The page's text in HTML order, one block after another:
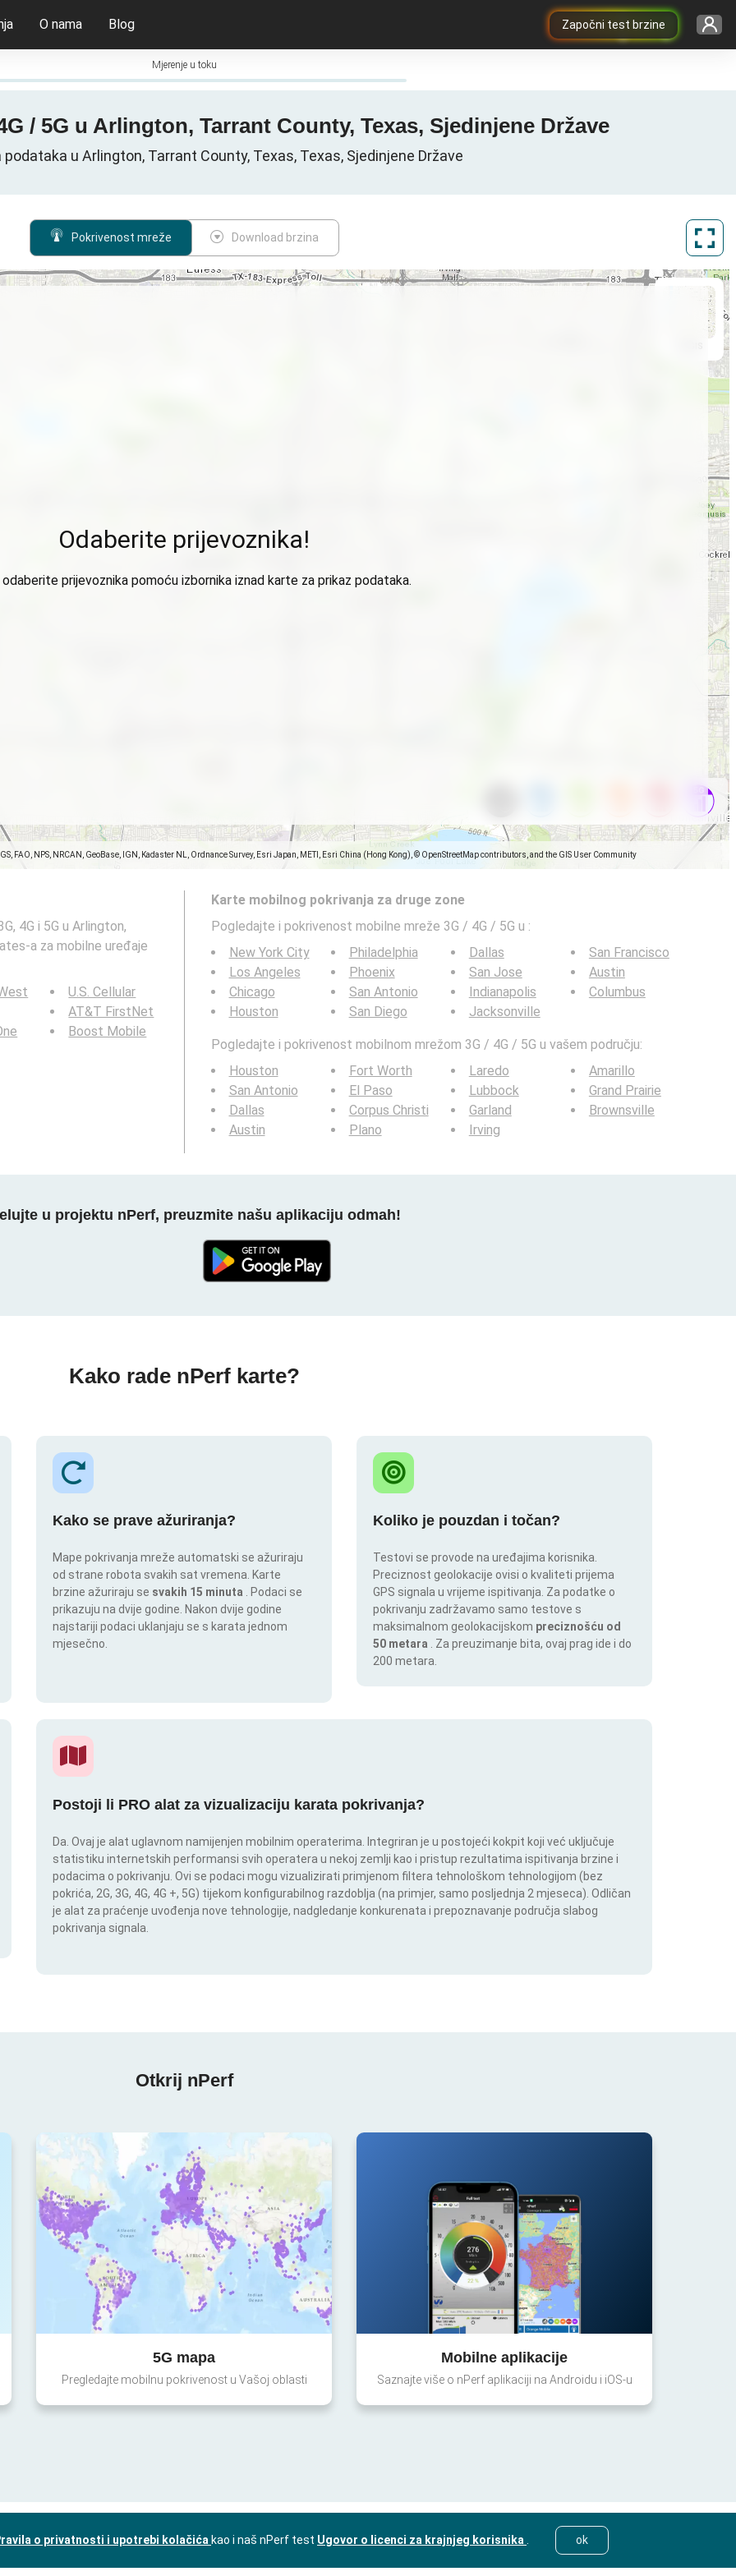
Započni test brzine
O nama Blog
Mjerenje u toku
/ 5G u Arlington, Tarrant County, Texas, Sjedinjene Države
u Arlington, Tarrant County, Texas, Texas, Sjedinjene Države
Pokrivenost mreže Download brzina
FAO, NPS, NRCAN, GeoBase, IGN, Kadaster NL, Ordnance Survey, Esri Japan, METI, Esri China (Hong Kong), © OpenStreetMap contributors, and the GIS User Community
Odaberite prijevoznika!
prijevoznika pomoću izbornika iznad karte za prikaz podataka.
4G i 5G u Arlington,
a za mobilne uređaje
U.S. Cellular
AT&T FirstNet
Boost Mobile
Karte mobilnog pokrivanja za druge zone
Pogledajte i pokrivenost mobilne mreže 3G / 4G / 5G u :
New York City
Los Angeles
Chicago
Houston
Philadelphia
Phoenix
San Antonio
San Diego
Dallas
San Jose
Indianapolis
Jacksonville
San Francisco
Austin
Columbus
Pogledajte i pokrivenost mobilnom mrežom 3G / 4G / 5G u vašem području:
Houston
San Antonio
Dallas
Austin
Fort Worth
El Paso
Corpus Christi
Plano
Laredo
Lubbock
Garland
Irving
Amarillo
Grand Prairie
Brownsville
u projektu nPerf, preuzmite našu aplikaciju odmah!
Kako rade nPerf karte?
Kako se prave ažuriranja?
Mape pokrivanja mreže automatski se ažuriraju
od strane robota svakih sat vremena. Karte
brzine ažuriraju se svakih 15 minuta
. Podaci se
prikazuju na dvije godine. Nakon dvije godine
najstariji podaci uklanjaju se s karata jednom
mjesečno.
Koliko je pouzdan i točan?
Testovi se provode na uređajima korisnika.
Preciznost geolokacije ovisi o kvaliteti prijema
GPS signala u vrijeme ispitivanja. Za podatke o
pokrivanju zadržavamo samo testove s
maksimalnom geolokacijskom preciznošću od
50 metara
. Za preuzimanje bita, ovaj prag ide i do
200 metara.
Postoji li PRO alat za vizualizaciju karata pokrivanja?
Da. Ovaj je alat uglavnom namijenjen mobilnim operaterima. Integriran je u postojeći kokpit koji već uključuje
statistiku internetskih performansi svih operatera u nekoj zemlji kao i pristup rezultatima ispitivanja brzine i
podacima o pokrivanju. Ovi se podaci mogu vizualizirati primjenom filtera tehnološkom tehnologijom (bez
pokrića, 2G, 3G, 4G, 4G +, 5G) tijekom konfigurabilnog razdoblja (na primjer, samo posljednja 2 mjeseca). Odličan
je alat za praćenje uvođenja nove tehnologije, nadgledanje konkurenata i prepoznavanje područja slabog
pokrivanja signala.
Otkrij nPerf
5G mapa
Pregledajte mobilnu pokrivenost u Vašoj oblasti
Mobilne aplikacije
Saznajte više o nPerf aplikaciji na Androidu i iOS-u
o privatnosti i upotrebi kolačića kao i naš nPerf test Ugovor o licenci za krajnjeg korisnika ok